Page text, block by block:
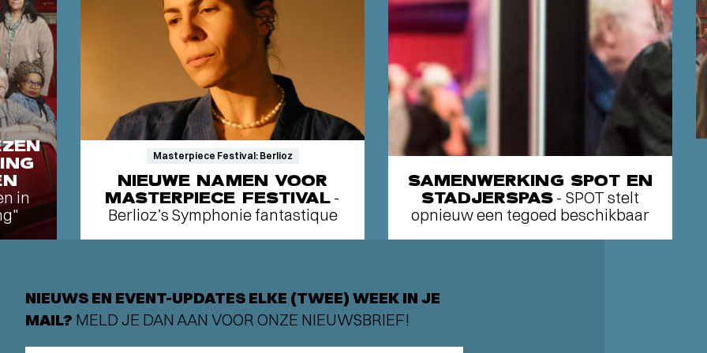
in
Masterpiece Festival: Berlioz
NIEUWE NAMEN VOOR
MASTERPIECE FESTIVAL -
Berlioz’s Symphonie fantastique
SAMENWERKING SPOT EN
STADJERSPAS - SPOT stelt
opnieuw een tegoed beschikbaar
NIEUWS EN EVENT-UPDATES ELKE (TWEE) WEEK IN JE
MAIL? MELD JE DAN AAN VOOR ONZE NIEUWSBRIEF!